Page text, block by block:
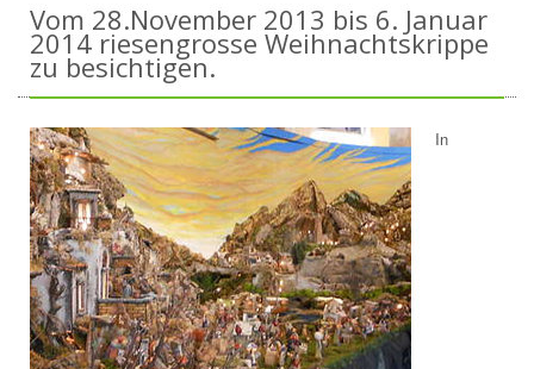
Vom 28.November 2013 bis 6. Januar
2014 riesengrosse Weihnachtskrippe
zu besichtigen.
In